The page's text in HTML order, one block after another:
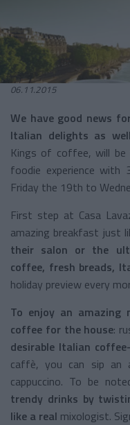
06.11.2015
We have good news
Italian delights as
Kings of coffee, will
foodie experience with
Friday the 19th to
First step at Casa
amazing breakfast just
their salon or the
coffee, fresh breads,
holiday preview every
To enjoy an amazing
coffee for the house:
desirable Italian
caffè, you can sip an
cappuccino. To be
trendy drinks by
like a real mixologist.